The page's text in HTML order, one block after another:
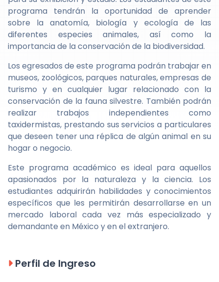
programa tendrán la oportunidad de aprender
sobre la anatomía, biología y ecología de las
diferentes especies animales, así como la
importancia de la conservación de la biodiversidad.
Los egresados de este programa podrán trabajar en
museos, zoológicos, parques naturales, empresas de
turismo y en cualquier lugar relacionado con la
conservación de la fauna silvestre. También podrán
realizar trabajos independientes como
taxidermistas, prestando sus servicios a particulares
que deseen tener una réplica de algún animal en su
hogar o negocio.
Este programa académico es ideal para aquellos
apasionados por la naturaleza y la ciencia. Los
estudiantes adquirirán habilidades y conocimientos
específicos que les permitirán desarrollarse en un
mercado laboral cada vez más especializado y
demandante en México y en el extranjero.
Perfil de Ingreso